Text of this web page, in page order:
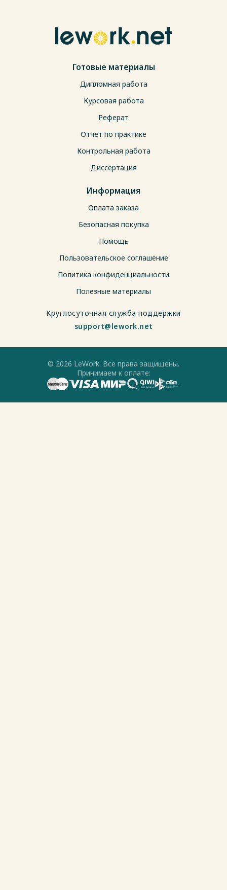
Готовые материалы
Дипломная работа
Курсовая работа
Реферат
Отчет по практике
Контрольная работа
Диссертация
Информация
Оплата заказа
Безопасная покупка
Помощь
Пользовательское соглашение
Политика конфиденциальности
Полезные материалы
Круглосуточная служба поддержки
support@lework.net
© 2026 LeWork. Все права защищены.
Принимаем к оплате: